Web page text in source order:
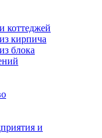
коттеджей
кирпича
блока
и